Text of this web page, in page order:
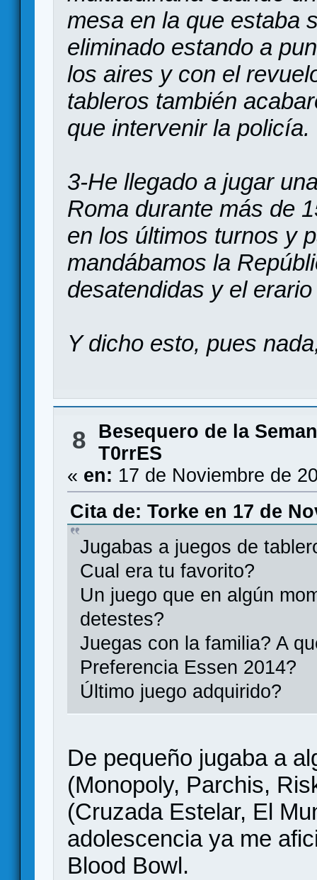
mesa en la que estaba
eliminado estando a
los aires y con el
tableros también
que intervenir la policía.
3-He llegado a jugar
Roma durante más de
en los últimos turnos y
mandábamos la
desatendidas y el
Y dicho esto, pues
8
Besequero de la
T0rrES
« en: 17 de Noviembre de
Cita de: Torke en 17 de
Jugabas a juegos de
Cual era tu favorito?
Un juego que en algún
detestes?
Juegas con la familia? A
Preferencia Essen 2014?
Último juego adquirido?
De pequeño jugaba a
(Monopoly, Parchis,
(Cruzada Estelar, El
adolescencia ya me
Blood Bowl.